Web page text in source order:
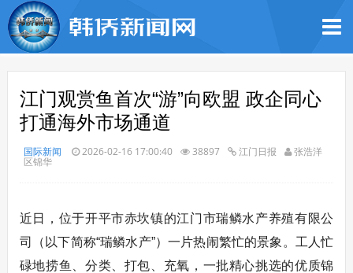
江门观赏鱼首次“游”向欧盟 政企同心
打通海外市场通道
国际新闻 2026-02-16 17:00:40 38897 江门日报 张浩洋
区锦华
近日，位于开平市赤坎镇的江门市瑞鳞水产养殖有限公
司（以下简称“瑞鳞水产”）一片热闹繁忙的景象。工人忙
碌地捞鱼、分类、打包、充氧，一批精心挑选的优质锦